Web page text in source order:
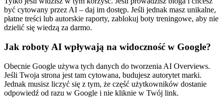
być cytowany przez AI – daj im dostęp. Jeśli jednak masz unikalne,
płatne treści lub autorskie raporty, zablokuj boty treningowe, aby nie
dzielić się wiedzą za darmo.
Jak roboty AI wpływają na widoczność w Google?
Obecnie Google używa tych danych do tworzenia AI Overviews.
Jeśli Twoja strona jest tam cytowana, budujesz autorytet marki.
Jednak musisz liczyć się z tym, że część użytkowników dostanie
odpowiedź od razu w Google i nie kliknie w Twój link.